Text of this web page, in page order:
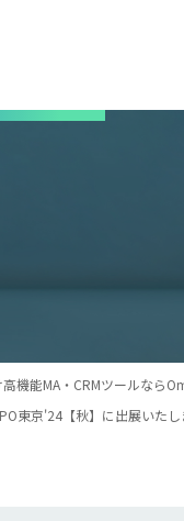
機能MA・CRMツールなら
東京'24【秋】に出展いた